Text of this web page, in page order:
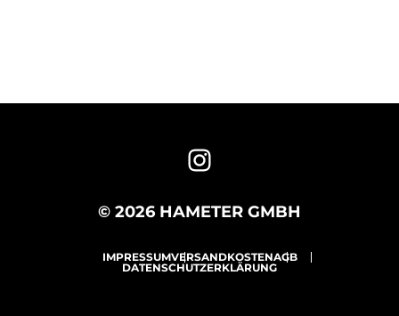
© 2026 HAMETER GMBH
IMPRESSUMVERSANDKOSTENAGB
DATENSCHUTZERKLÄRUNG